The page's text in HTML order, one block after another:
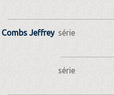
Combs Jeffrey série
série